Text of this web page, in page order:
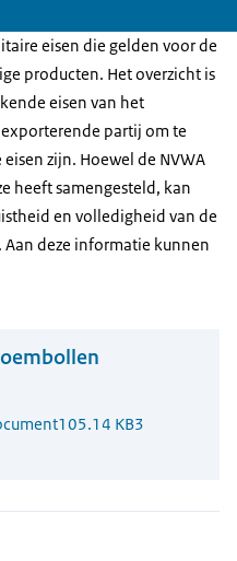
eisen die gelden voor de
producten. Het overzicht is
eisen van het
partij om te
zijn. Hoewel de NVWA
heeft samengesteld, kan
en volledigheid van de
deze informatie kunnen
105.14 KB3